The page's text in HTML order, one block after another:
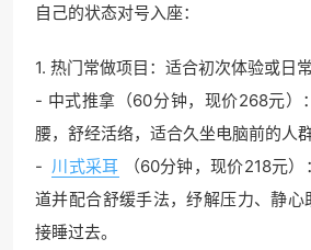
自己的状态对号入座：
1. 热门常做项目：适合初次体验或日
- 中式推拿（60分钟，现价268元）
腰，舒经活络，适合久坐电脑前的人群
- 川式采耳
（60分钟，现价218元
道并配合舒缓手法，纾解压力、静心
接睡过去。